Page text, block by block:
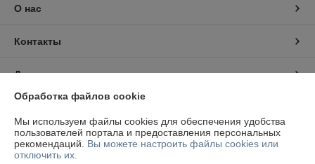
О нас
Контакты
Доставка и оплата
Полная версия сайта
Обработка файлов cookie
Мы используем файлы cookies для обеспечения удобства
пользователей портала и предоставления персональных
рекомендаций. Вы можете настроить файлы cookies или
отключить их.